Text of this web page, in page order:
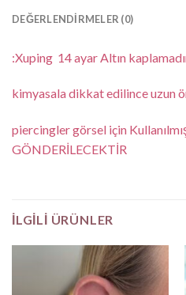
DEĞERLENDIRMELER (0)
:Xuping 14 ayar Altın
kimyasala dikkat edilince uzun
piercingler görsel için
GÖNDERİLECEKTİR
İLGILI ÜRÜNLER